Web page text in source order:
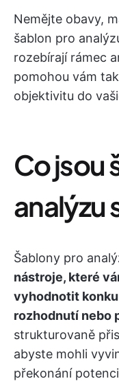
Nemějte obavy,
šablon pro
rozebírají rámec
pomohou vám
objektivitu do
Co jsou
analýzu
Šablony pro
nástroje, které
vyhodnotit
rozhodnutí nebo
strukturovaně
abyste mohli
překonání